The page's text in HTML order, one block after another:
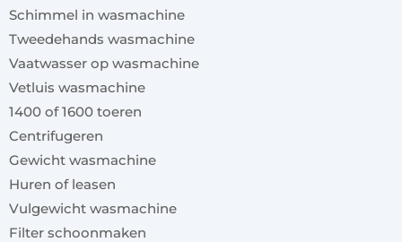
Schimmel in wasmachine
Tweedehands wasmachine
Vaatwasser op wasmachine
Vetluis wasmachine
1400 of 1600 toeren
Centrifugeren
Gewicht wasmachine
Huren of leasen
Vulgewicht wasmachine
Filter schoonmaken